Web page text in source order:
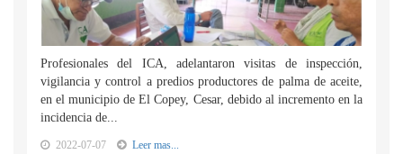
Profesionales del ICA, adelantaron visitas de inspección,
vigilancia y control a predios productores de palma de aceite,
en el municipio de El Copey, Cesar, debido al incremento en la
incidencia de...
2022-07-07 Leer mas...